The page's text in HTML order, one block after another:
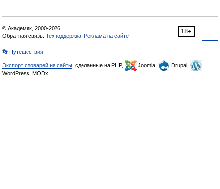
18+
© Академик, 2000-2026
Обратная связь: Техподдержка Реклама на сайте
👣 Путешествия
Экспорт словарей на сайты , сделанные на PHP, Joomla,
Drupal,
WordPress, MODx.